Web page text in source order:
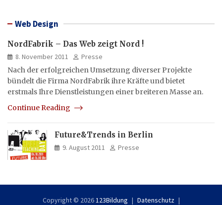
Web Design
NordFabrik – Das Web zeigt Nord !
8. November 2011
Presse
Nach der erfolgreichen Umsetzung diverser Projekte
bündelt die Firma NordFabrik ihre Kräfte und bietet
erstmals Ihre Dienstleistungen einer breiteren Masse an.
Continue Reading
Future&Trends in Berlin
9. August 2011 Presse
Copyright © 2026123Bildung
Datenschutz